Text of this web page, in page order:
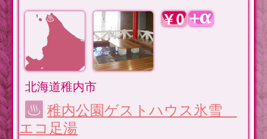
北海道稚内市
稚内公園ゲストハウス氷雪
エコ足湯